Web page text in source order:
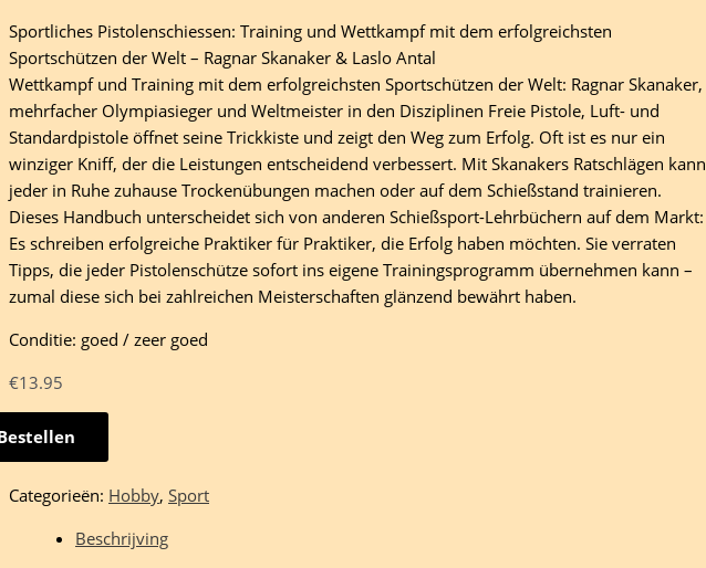
Sportliches Pistolenschiessen: Training und Wettkampf mit dem erfolgreichsten
Sportschützen der Welt – Ragnar Skanaker & Laslo Antal
Wettkampf und Training mit dem erfolgreichsten Sportschützen der Welt: Ragnar Skanaker,
mehrfacher Olympiasieger und Weltmeister in den Disziplinen Freie Pistole, Luft- und
Standardpistole öffnet seine Trickkiste und zeigt den Weg zum Erfolg. Oft ist es nur ein
winziger Kniff, der die Leistungen entscheidend verbessert. Mit Skanakers Ratschlägen kann
jeder in Ruhe zuhause Trockenübungen machen oder auf dem Schießstand trainieren.
Dieses Handbuch unterscheidet sich von anderen Schießsport-Lehrbüchern auf dem Markt:
Es schreiben erfolgreiche Praktiker für Praktiker, die Erfolg haben möchten. Sie verraten
Tipps, die jeder Pistolenschütze sofort ins eigene Trainingsprogramm übernehmen kann –
zumal diese sich bei zahlreichen Meisterschaften glänzend bewährt haben.
Conditie: goed / zeer goed
€13.95
Categorieën: Hobby, Sport
Beschrijving